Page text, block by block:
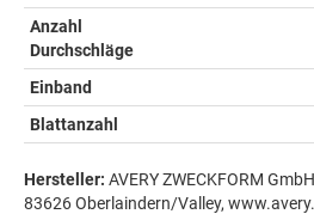
Anzahl
Durchschläge
Einband
Blattanzahl
Hersteller: AVERY ZWECKFORM
83626 Oberlaindern/Valley,